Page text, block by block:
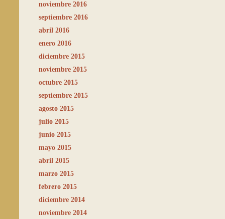
noviembre 2016
septiembre 2016
abril 2016
enero 2016
diciembre 2015
noviembre 2015
octubre 2015
septiembre 2015
agosto 2015
julio 2015
junio 2015
mayo 2015
abril 2015
marzo 2015
febrero 2015
diciembre 2014
noviembre 2014